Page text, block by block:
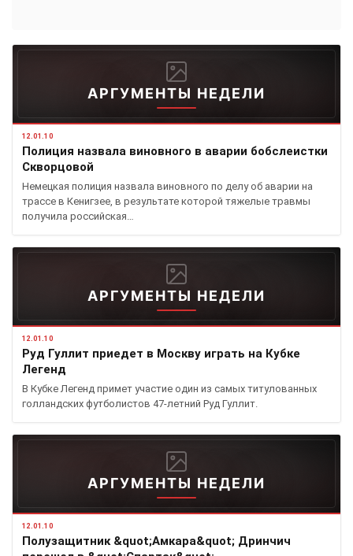
АРГУМЕНТЫ НЕДЕЛИ
12.01.10
Полиция назвала виновного в аварии бобслеистки
Скворцовой
Немецкая полиция назвала виновного по делу об аварии на
трассе в Кенигзее, в результате которой тяжелые травмы
получила российская…
АРГУМЕНТЫ НЕДЕЛИ
12.01.10
Руд Гуллит приедет в Москву играть на Кубке
Легенд
В Кубке Легенд примет участие один из самых титулованных
голландских футболистов 47-летний Руд Гуллит.
АРГУМЕНТЫ НЕДЕЛИ
12.01.10
Полузащитник &quot;Амкара&quot; Дринчич